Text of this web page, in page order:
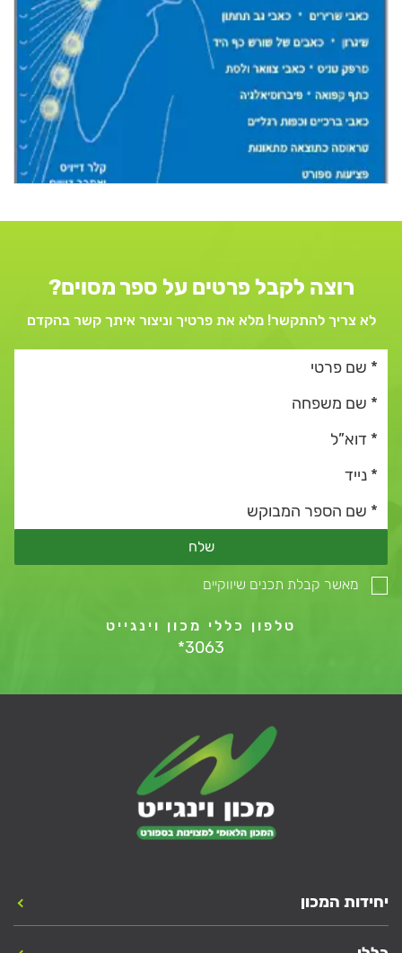
רוצה לקבל פרטים על ספר מסוים?
לא צריך להתקשר! מלא את פרטיך וניצור איתך קשר בהקדם
שלח
מאשר קבלת תכנים שיווקיים
טלפון כללי מכון וינגייט
*3063
יחידות המכון